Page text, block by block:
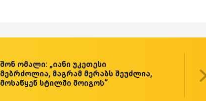
შონ ომალი: „იანი უკეთესი
მებრძოლია, მაგრამ მერაბს შეუძლია,
მოსაწყენ სტილში მოიგოს“